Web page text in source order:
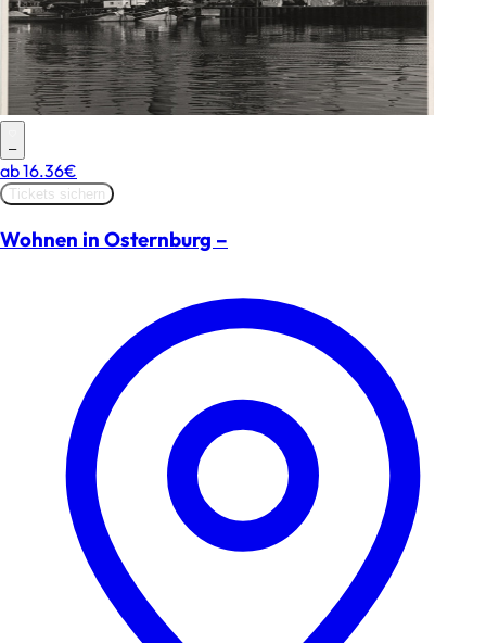
–
ab16.36€
Tickets sichern
Wohnen in Osternburg –